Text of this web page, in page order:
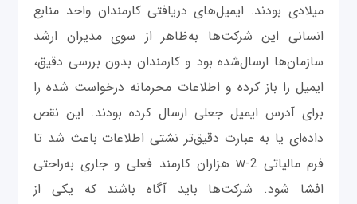
میلادی بودند. ایمیل‌های دریافتی کارمندان واحد منابع
انسانی این شرکت‌ها به‌ظاهر از سوی مدیران ارشد
سازمان‌ها ارسال‌شده بود و کارمندان بدون بررسی دقیق،
ایمیل را باز کرده و اطلاعات محرمانه درخواست شده را
برای آدرس ایمیل جعلی ارسال کرده بودند. این نقص
داده‌ای یا به عبارت دقیق‌تر نشتی اطلاعات باعث شد تا
فرم مالیاتی w-2 هزاران کارمند فعلی و جاری به‌راحتی
افشا شود. شرکت‌ها باید آگاه باشند که یکی از